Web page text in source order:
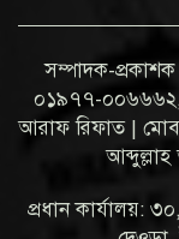
সম্পাদক-
০১৯৭৭-০০৬৬৬২,
আরাফ রিফাত |
প্রধান কার্যালয়: